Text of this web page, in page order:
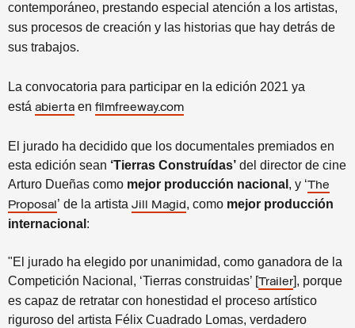
contemporáneo, prestando especial atención a los artistas,
sus procesos de creación y las historias que hay detrás de
sus trabajos.
La convocatoria para participar en la edición 2021 ya
está abierta en filmfreeway.com
El jurado ha decidido que los documentales premiados en
esta edición sean ‘Tierras Construídas’ del director de cine
Arturo Dueñas como mejor producción nacional , y ‘The
Proposal ’ de la artista Jill Magid, como mejor producción
internacional :
"El jurado ha elegido por unanimidad, como ganadora de la
Competición Nacional, ‘Tierras construidas’ [Trailer], porque
es capaz de retratar con honestidad el proceso artístico
riguroso del artista Félix Cuadrado Lomas, verdadero